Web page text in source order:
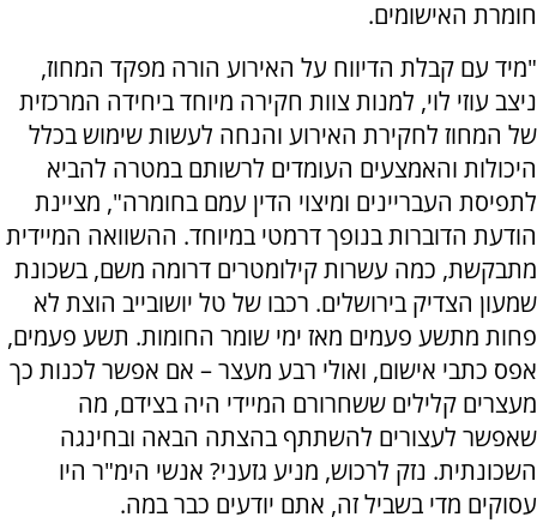
חומרת האישומים.
"מיד עם קבלת הדיווח על האירוע הורה מפקד המחוז,
ניצב עוזי לוי, למנות צוות חקירה מיוחד ביחידה המרכזית
של המחוז לחקירת האירוע והנחה לעשות שימוש בכלל
היכולות והאמצעים העומדים לרשותם במטרה להביא
לתפיסת העבריינים ומיצוי הדין עמם בחומרה", מציינת
הודעת הדוברות בנופך דרמטי במיוחד. ההשוואה המיידית
מתבקשת, כמה עשרות קילומטרים דרומה משם, בשכונת
שמעון הצדיק בירושלים. רכבו של טל יושובייב הוצת לא
פחות מתשע פעמים מאז ימי שומר החומות. תשע פעמים,
אפס כתבי אישום, ואולי רבע מעצר – אם אפשר לכנות כך
מעצרים קלילים ששחרורם המיידי היה בצידם, מה
שאפשר לעצורים להשתתף בהצתה הבאה ובחינגה
השכונתית. נזק לרכוש, מניע גזעני? אנשי הימ"ר היו
עסוקים מדי בשביל זה, אתם יודעים כבר במה.